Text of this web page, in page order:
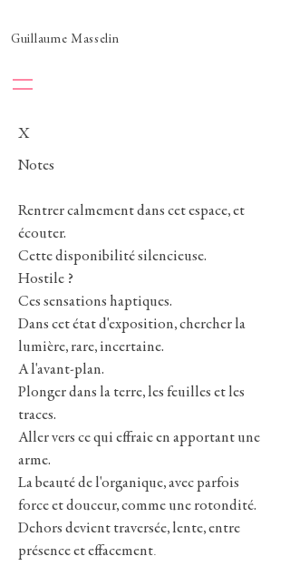
Guillaume Masselin
X
Notes
Rentrer calmement dans cet espace, et
écouter.
Cette disponibilité silencieuse.
Hostile ?
Ces sensations haptiques.
Dans cet état d'exposition, chercher la
lumière, rare, incertaine.
A l'avant-plan.
Plonger dans la terre, les feuilles et les
traces.
Aller vers ce qui effraie en apportant une
arme.
La beauté de l'organique, avec parfois
force et douceur, comme une rotondité.
Dehors devient traversée, lente, entre
présence et effacement​.